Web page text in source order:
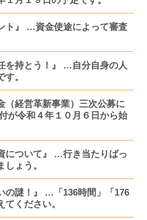
ト』 …資金使途によって審査
を持とう！』 …自分自身の人
。
（経営革新事業）三次公募に
が令和４年１０月６日から始
について』 …行き当たりばっ
ょう。
の謎！』 …「136時間」「176
ください。